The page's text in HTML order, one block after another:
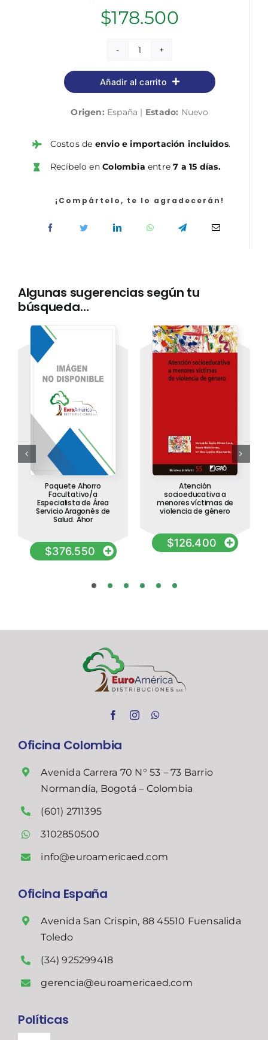
$178.500
Policía
Local
de
Temario
1
Añadir al carrito
Origen: España | Estado: Nuevo
Costos de envio e importación incluidos.
Recíbelo enColombia entre7 a 15 días.
¡Compártelo, te lo agradecerán!
Algunas sugerencias según tu
búsqueda…
Paquete Ahorro
Facultativo/a
Especialista de Área
Servicio Aragonés de
Salud. Ahor
$376.550
Atención
socioeducativa a
menores víctimas de
violencia de género
$126.400
Oficina Colombia
Avenida Carrera 70 N° 53 – 73 Barrio
Normandía, Bogotá – Colombia
(601) 2711395
3102850500
info@euroamericaed.com
Oficina España
Avenida San Crispin, 88 45510 Fuensalida
Toledo
(34) 925299418
gerencia@euroamericaed.com
Políticas